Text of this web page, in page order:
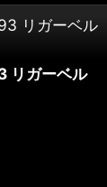
リガーベル
リガーベル